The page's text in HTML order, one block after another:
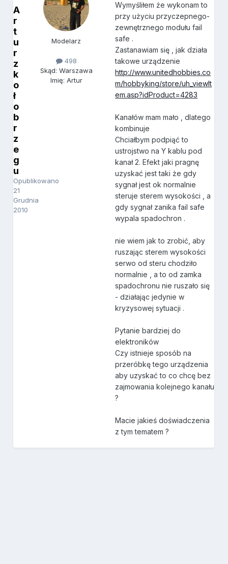
A
r
t
u
r
z
k
o
ł
o
b
r
z
e
g
u
Opublikowano
21
Grudnia
2010
Modelarz
498
Skąd: Warszawa
Imię: Artur
Wymyśliłem że wykonam to
przy użyciu przyczepnego-
zewnętrznego modułu fail
safe .
Zastanawiam się , jak działa
takowe urządzenie
http://www.unitedhobbies.co
m/hobbyking/store/uh_viewIt
em.asp?idProduct=4283
Kanałów mam mało , dlatego
kombinuje
Chciałbym podpiąć to
ustrojstwo na Y kablu pod
kanał 2. Efekt jaki pragnę
uzyskać jest taki że gdy
sygnał jest ok normalnie
steruje sterem wysokości , a
gdy sygnał zanika fail safe
wypala spadochron .
nie wiem jak to zrobić, aby
ruszając sterem wysokości
serwo od steru chodziło
normalnie , a to od zamka
spadochronu nie ruszało się
- działając jedynie w
kryzysowej sytuacji .
Pytanie bardziej do
elektroników
Czy istnieje sposób na
przeróbkę tego urządzenia
aby uzyskać to co chcę bez
zajmowania kolejnego kanału
?
Macie jakieś doświadczenia
z tym tematem ?